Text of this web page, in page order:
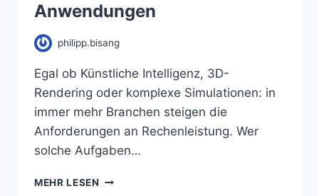
Anwendungen
philipp.bisang
Egal ob Künstliche Intelligenz, 3D-
Rendering oder komplexe Simulationen: in
immer mehr Branchen steigen die
Anforderungen an Rechenleistung. Wer
solche Aufgaben…
MEHR LESEN